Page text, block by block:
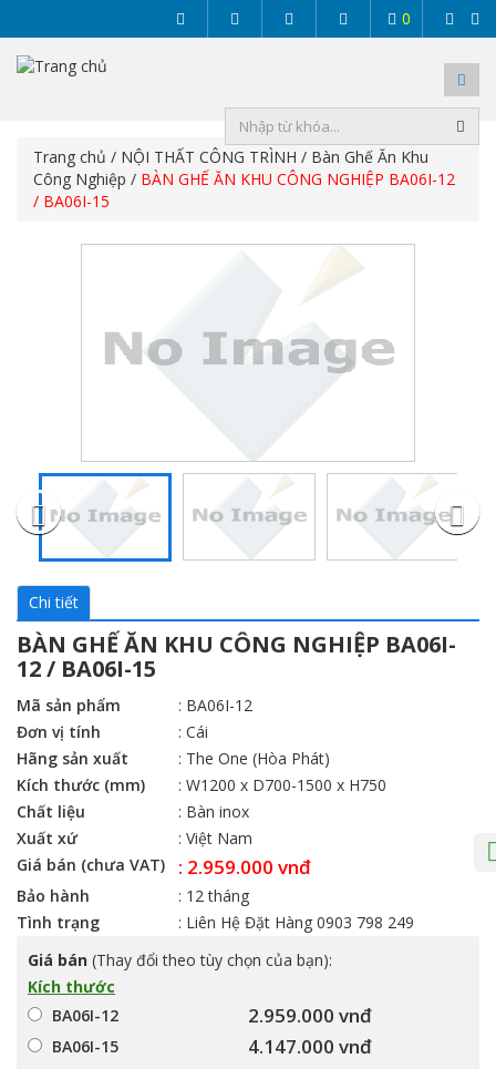
0
Trang chủ / NỘI THẤT CÔNG TRÌNH / Bàn Ghế Ăn Khu
Công Nghiệp / BÀN GHẾ ĂN KHU CÔNG NGHIỆP BA06I-12
/ BA06I-15
Chi tiết
BÀN GHẾ ĂN KHU CÔNG NGHIỆP BA06I-
12 / BA06I-15
Mã sản phẩm
: BA06I-12
Đơn vị tính
: Cái
Hãng sản xuất
: The One (Hòa Phát)
Kích thước (mm)
: W1200 x D700-1500 x H750
Chất liệu
: Bàn inox
Xuất xứ
: Việt Nam
Giá bán (chưa VAT)
: 2.959.000 vnđ
Bảo hành
: 12 tháng
Tình trạng
: Liên Hệ Đặt Hàng 0903 798 249
Giá bán (Thay đổi theo tùy chọn của bạn):
Kích thước
BA06I-12
2.959.000 vnđ
BA06I-15 4.147.000 vnđ